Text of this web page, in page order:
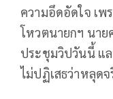
ความอึดอัดใจ เพ
โหวตนายกฯ นา
ประชุมวิปวันนี้ แ
ไม่ปฏิเสธว่าหลุดจ